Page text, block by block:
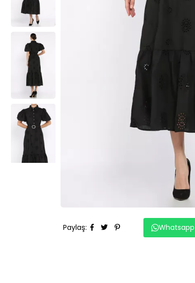
Paylaş: Whatsapp